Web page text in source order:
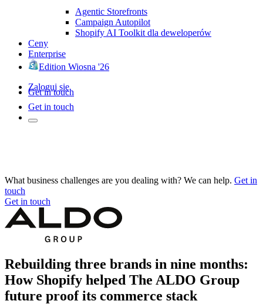
Agentic Storefronts
Campaign Autopilot
Shopify AI Toolkit dla deweloperów
Ceny
Enterprise
Edition Wiosna '26
Zaloguj się
Get in touch
Get in touch
What business challenges are you dealing with? We can help. Get in
touch
Get in touch
Rebuilding three brands in nine months:
How Shopify helped The ALDO Group
future proof its commerce stack